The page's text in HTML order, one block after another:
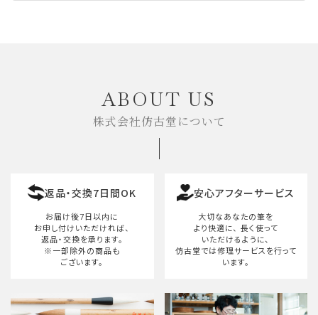
ABOUT US
株式会社仿古堂について
返品・交換7日間OK
お届け後7日以内に
お申し付けいただければ、
返品・交換を承ります。
※一部除外の商品も
ございます。
安心アフターサービス
大切なあなたの筆を
より快適に、 長く使って
いただけるように、
仿古堂では修理サービスを行って
います。